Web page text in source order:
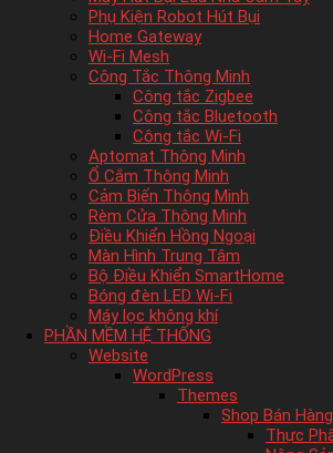
Phụ Kiện Robot Hút Bụi
Home Gateway
Wi-Fi Mesh
Công Tắc Thông Minh
Công tắc Zigbee
Công tắc Bluetooth
Công tắc Wi-Fi
Aptomat Thông Minh
Ổ Cắm Thông Minh
Cảm Biến Thông Minh
Rèm Cửa Thông Minh
Điều Khiển Hồng Ngoại
Màn Hình Trung Tâm
Bộ Điều Khiển SmartHome
Bóng đèn LED Wi-Fi
Máy lọc không khí
PHẦN MỀM HỆ THỐNG
Website
WordPress
Themes
Shop Bán Hàng
Thực